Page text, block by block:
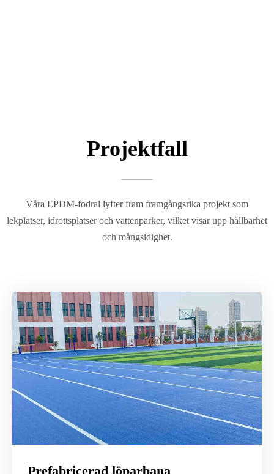
Projektfall
Våra EPDM-fodral lyfter fram framgångsrika projekt som
lekplatser, idrottsplatser och vattenparker, vilket visar upp hållbarhet
och mångsidighet.
Prefabricerad löparbana